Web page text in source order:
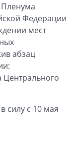
Федерации
мест
абзац
Центрального
силу с 10 мая